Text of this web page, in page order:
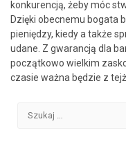
konkurencją, żeby móc
Dzięki obecnemu bogata
pieniędzy, kiedy a także
udane. Z gwarancją dla
początkowo wielkim
czasie ważna będzie z